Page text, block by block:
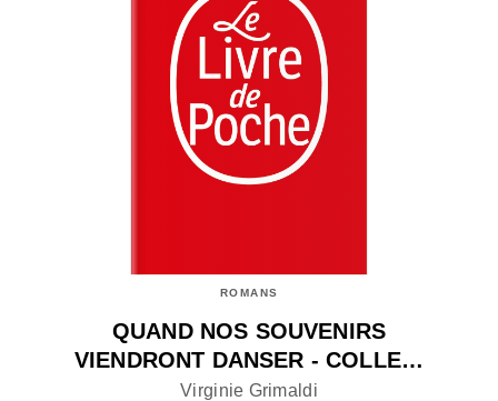
ROMANS
QUAND NOS SOUVENIRS
VIENDRONT DANSER - COLLE…
Virginie Grimaldi